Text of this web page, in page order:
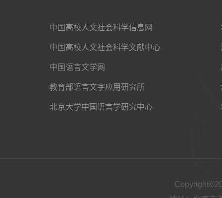
中国高校人文社会科学信息网
中国高校人文社会科学文献中心
中国语言文学网
教育部语言文字应用研究所
北京大学中国语言学研究中心